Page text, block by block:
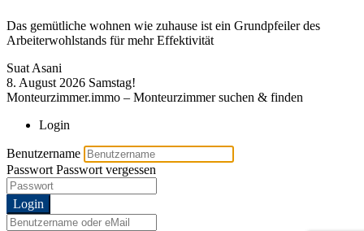
Das gemütliche wohnen wie zuhause ist ein Grundpfeiler des
Arbeiterwohlstands für mehr Effektivität
Suat Asani
8. August 2026 Samstag!
Monteurzimmer.immo – Monteurzimmer suchen & finden
Login
Benutzername
Passwort Passwort vergessen
Login